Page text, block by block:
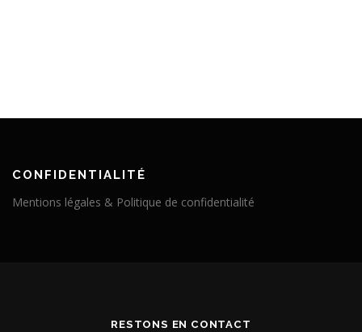
CONFIDENTIALITÉ
Mentions légales & Politique de confidentialité
RESTONS EN CONTACT